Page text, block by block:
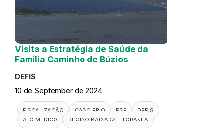
Visita a Estratégia de Saúde da
Família Caminho de Búzios
DEFIS
10 de September de 2024
FISCALIZAÇÃO CABO FRIO ESF
DEFIS
ATO MÉDICO
REGIÃO BAIXADA LITORÂNEA